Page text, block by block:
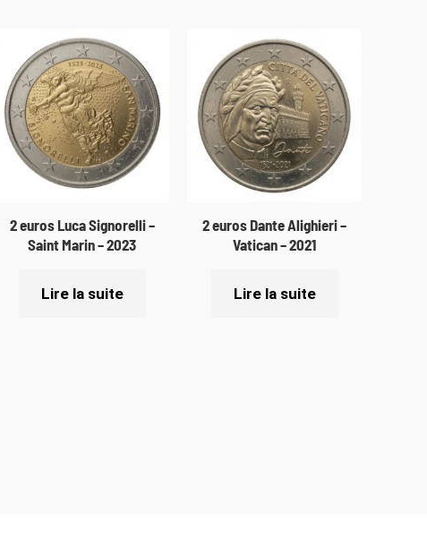
2 euros Luca Signorelli –
Saint Marin – 2023
Lire la suite
2 euros Dante Alighieri –
Vatican – 2021
Lire la suite